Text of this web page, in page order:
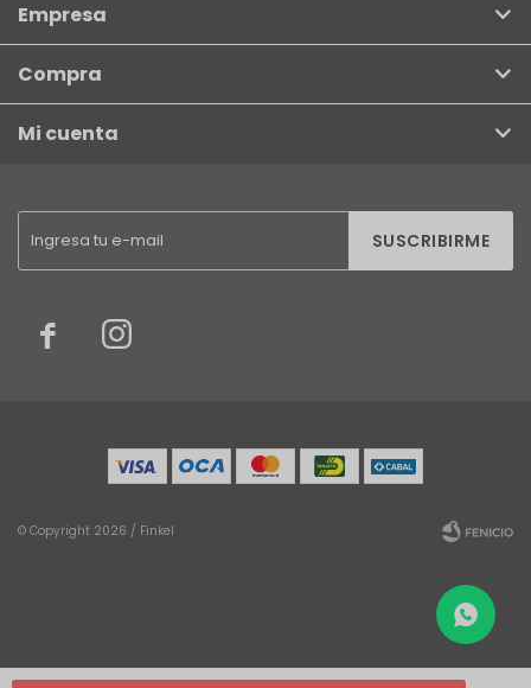
SUSCRIBIRME
 
Empresa
Compra
Mi cuenta
© Copyright 2026 / Finkel